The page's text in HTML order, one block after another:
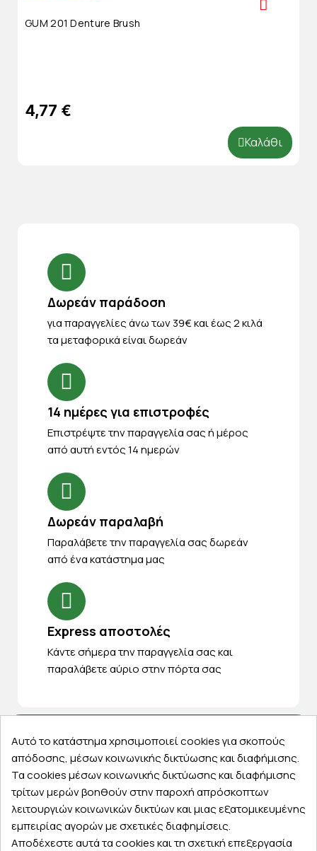
GUM 201 Denture Brush
4,77 €
Καλάθι
Δωρεάν παράδοση
για παραγγελίες άνω των 39€ και έως 2 κιλά
τα μεταφορικά είναι δωρεάν
14 ημέρες για επιστροφές
Eπιστρέψτε την παραγγελία σας ή μέρος
από αυτή εντός 14 ημερών
Δωρεάν παραλαβή
Παραλάβετε την παραγγελία σας δωρεάν
από ένα κατάστημα μας
Express αποστολές
Κάντε σήμερα την παραγγελία σας και
παραλάβετε αύριο στην πόρτα σας
Εξυπηρέτηση πελατών
Λογαριασμός
Τα αγαπημένα μου
Τρόποι παραγγελίας
Τρόποι πληρωμής
Αυτό το κατάστημα χρησιμοποιεί cookies για σκοπούς
απόδοσης, μέσων κοινωνικής δικτύωσης και διαφήμισης.
Τα cookies μέσων κοινωνικής δικτύωσης και διαφήμισης
τρίτων μερών βοηθούν στην παροχή απρόσκοπτων
λειτουργιών κοινωνικών δικτύων και μιας εξατομικευμένης
εμπειρίας αγορών με σχετικές διαφημίσεις.
Αποδέχεστε αυτά τα cookies και τη σχετική επεξεργασία